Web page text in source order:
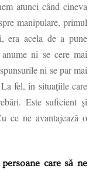
atunci când cineva
manipulare, primul
era acela de a pune
ni se cere mai
ni se par mai
fel, în situațiile care
Este suficient și
ce ne avantajează o
care să ne